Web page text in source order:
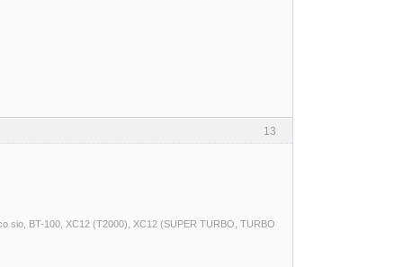
13
sio, BT-100, XC12 (T2000), XC12 (SUPER TURBO, TURBO